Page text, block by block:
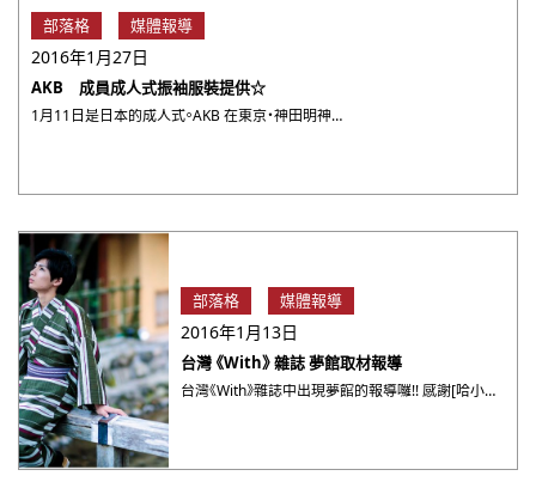
部落格 媒體報導
2016年1月27日
AKB 成員成人式振袖服裝提供☆
1月11日是日本的成人式。AKB 在東京・神田明神舉辦勵『2016年度新成人披露會』由夢館提供今年度的新成人們 ・・・
部落格 媒體報導
2016年1月13日
台灣 《With》 雜誌 夢館取材報導
台灣《With》雜誌中出現夢館的報導囉!! 感謝[哈小姐專欄]的介紹， 其實除了秋天之外，京都的四季各有不同風 ・・・